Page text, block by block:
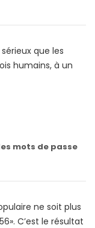
que les
humains, à un
mots de passe
ne soit plus
C’est le résultat